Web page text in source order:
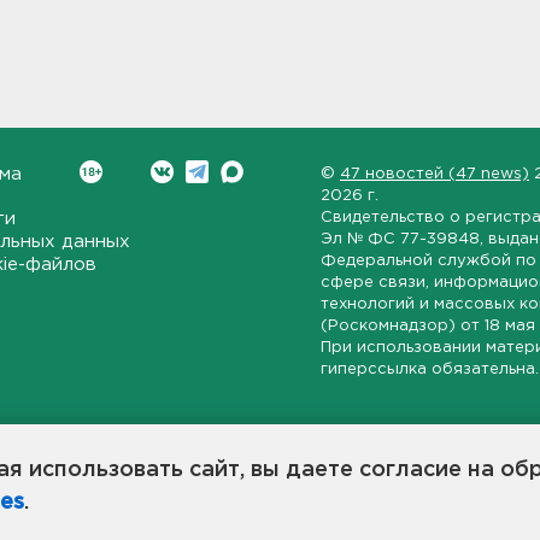
использовать сайт, вы даете согласие на
.
данных
файлов
© 47 новостей (47 news)
2026 г.
Свидетельство о
Эл № ФС 77-39848 ,
Федеральной службой по
сфере связи,
технологий и массовых
(Роскомнадзор) от 18 мая
При использовании
гиперссылка обязательна.
области, экономической и инвестиционной активности в
станет популярной и конструктивной площадкой
в 47-м регионе России.